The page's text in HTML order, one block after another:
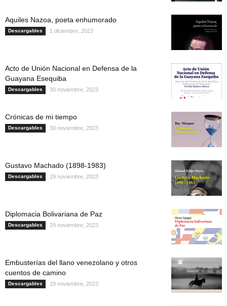
Aquiles Nazoa, poeta enhumorado
Descargables 1 diciembre, 2023
Acto de Unión Nacional en Defensa de la
Guayana Esequiba
Descargables 30 noviembre, 2023
Crónicas de mi tiempo
Descargables 30 noviembre, 2023
Gustavo Machado (1898-1983)
Descargables 29 noviembre, 2023
Diplomacia Bolivariana de Paz
Descargables 29 noviembre, 2023
Embusterías del llano venezolano y otros
cuentos de camino
Descargables 29 noviembre, 2023